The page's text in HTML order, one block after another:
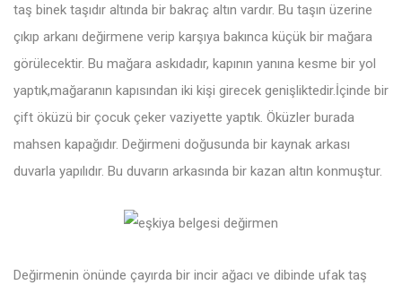
taş binek taşıdır altında bir bakraç altın vardır. Bu taşın üzerine
çıkıp arkanı değirmene verip karşıya bakınca küçük bir mağara
görülecektir. Bu mağara askıdadır, kapının yanına kesme bir yol
yaptık,mağaranın kapısından iki kişi girecek genişliktedir.İçinde bir
çift öküzü bir çocuk çeker vaziyette yaptık. Öküzler burada
mahsen kapağıdır. Değirmeni doğusunda bir kaynak arkası
duvarla yapılıdır. Bu duvarın arkasında bir kazan altın konmuştur.
Değirmenin önünde çayırda bir incir ağacı ve dibinde ufak taş